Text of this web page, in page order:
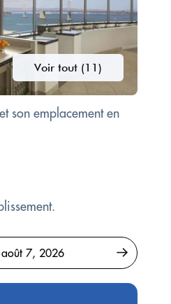
Voir tout (11)
son emplacement en